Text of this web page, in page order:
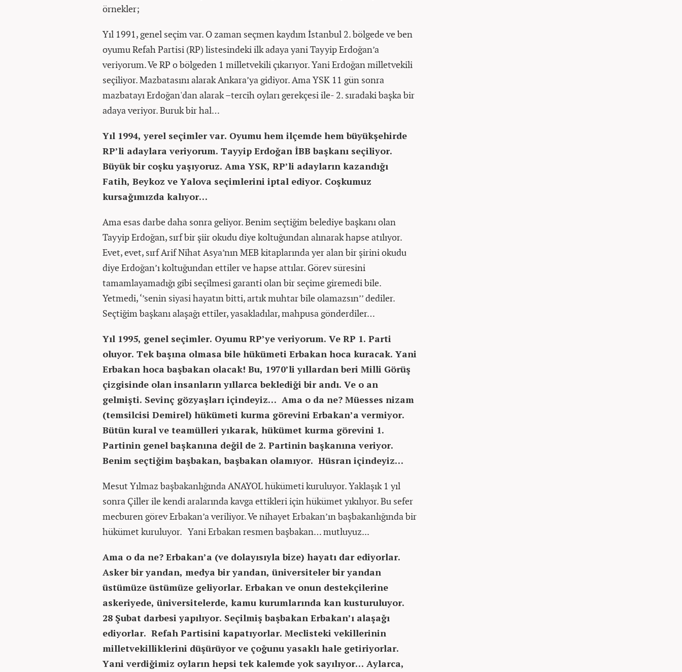
örnekler;
Yıl 1991, genel seçim var. O zaman seçmen kaydım İstanbul 2. bölgede ve ben
oyumu Refah Partisi (RP) listesindeki ilk adaya yani Tayyip Erdoğan’a
veriyorum. Ve RP o bölgeden 1 milletvekili çıkarıyor. Yani Erdoğan milletvekili
seçiliyor. Mazbatasını alarak Ankara’ya gidiyor. Ama YSK 11 gün sonra
mazbatayı Erdoğan'dan alarak –tercih oyları gerekçesi ile- 2. sıradaki başka bir
adaya veriyor. Buruk bir hal…
Yıl 1994, yerel seçimler var. Oyumu hem ilçemde hem büyükşehirde
RP’li adaylara veriyorum. Tayyip Erdoğan İBB başkanı seçiliyor.
Büyük bir coşku yaşıyoruz. Ama YSK, RP’li adayların kazandığı
Fatih, Beykoz ve Yalova seçimlerini iptal ediyor. Coşkumuz
kursağımızda kalıyor…
Ama esas darbe daha sonra geliyor. Benim seçtiğim belediye başkanı olan
Tayyip Erdoğan, sırf bir şiir okudu diye koltuğundan alınarak hapse atılıyor.
Evet, evet, sırf Arif Nihat Asya’nın MEB kitaplarında yer alan bir şirini okudu
diye Erdoğan’ı koltuğundan ettiler ve hapse attılar. Görev süresini
tamamlayamadığı gibi seçilmesi garanti olan bir seçime giremedi bile.
Yetmedi, ‘’senin siyasi hayatın bitti, artık muhtar bile olamazsın’’ dediler.
Seçtiğim başkanı alaşağı ettiler, yasakladılar, mahpusa gönderdiler…
Yıl 1995, genel seçimler. Oyumu RP’ye veriyorum. Ve RP 1. Parti
oluyor. Tek başına olmasa bile hükümeti Erbakan hoca kuracak. Yani
Erbakan hoca başbakan olacak! Bu, 1970’li yıllardan beri Milli Görüş
çizgisinde olan insanların yıllarca beklediği bir andı. Ve o an
gelmişti. Sevinç gözyaşları içindeyiz… Ama o da ne? Müesses nizam
(temsilcisi Demirel) hükümeti kurma görevini Erbakan’a vermiyor.
Bütün kural ve teamülleri yıkarak, hükümet kurma görevini 1.
Partinin genel başkanına değil de 2. Partinin başkanına veriyor.
Benim seçtiğim başbakan, başbakan olamıyor. Hüsran içindeyiz…
Mesut Yılmaz başbakanlığında ANAYOL hükümeti kuruluyor. Yaklaşık 1 yıl
sonra Çiller ile kendi aralarında kavga ettikleri için hükümet yıkılıyor. Bu sefer
mecburen görev Erbakan’a veriliyor. Ve nihayet Erbakan’ın başbakanlığında bir
hükümet kuruluyor. Yani Erbakan resmen başbakan… mutluyuz...
Ama o da ne? Erbakan’a (ve dolayısıyla bize) hayatı dar ediyorlar.
Asker bir yandan, medya bir yandan, üniversiteler bir yandan
üstümüze üstümüze geliyorlar. Erbakan ve onun destekçilerine
askeriyede, üniversitelerde, kamu kurumlarında kan kusturuluyor.
28 Şubat darbesi yapılıyor. Seçilmiş başbakan Erbakan’ı alaşağı
ediyorlar. Refah Partisini kapatıyorlar. Meclisteki vekillerinin
milletvekilliklerini düşürüyor ve çoğunu yasaklı hale getiriyorlar.
Yani verdiğimiz oyların hepsi tek kalemde yok sayılıyor… Aylarca,